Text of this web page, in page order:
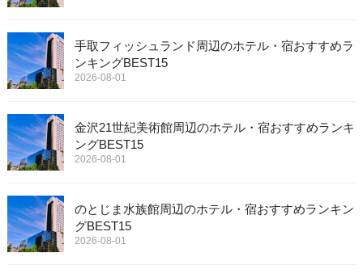
手取フィッシュランド周辺のホテル・宿おすすめラ
ンキングBEST15
2026-08-01
金沢21世紀美術館周辺のホテル・宿おすすめランキ
ングBEST15
2026-08-01
のとじま水族館周辺のホテル・宿おすすめランキン
グBEST15
2026-08-01